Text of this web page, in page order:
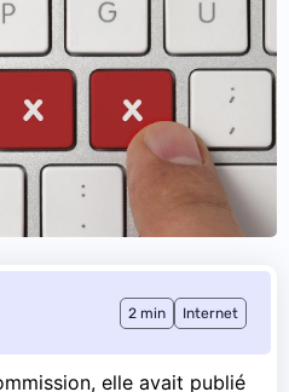
2 min Internet
elle avait publié